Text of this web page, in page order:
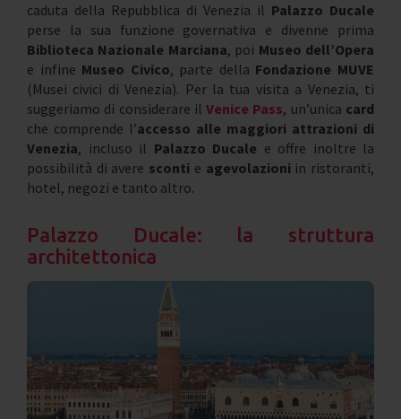
caduta della Repubblica di Venezia il Palazzo Ducale
perse la sua funzione governativa e divenne prima
Biblioteca Nazionale Marciana, poi Museo dell’Opera
e infine Museo Civico, parte della Fondazione MUVE
(Musei civici di Venezia). Per la tua visita a Venezia, ti
suggeriamo di considerare ilVenice Pass, un’unica card
che comprende l’accesso alle maggiori attrazioni di
Venezia, incluso il Palazzo Ducale e offre inoltre la
possibilità di avere sconti e agevolazioni in ristoranti,
hotel, negozi e tanto altro.
Palazzo Ducale: la struttura
architettonica